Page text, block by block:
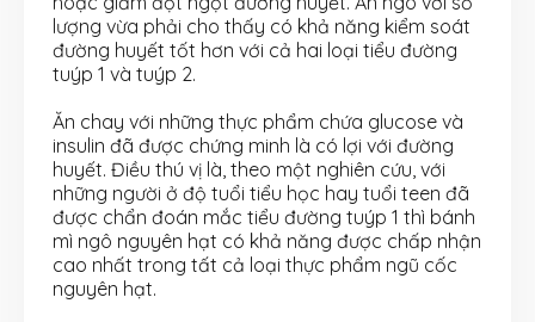
lượng vừa phải cho thấy có khả năng kiểm soát
đường huyết tốt hơn với cả hai loại tiểu đường
tuýp 1 và tuýp 2.
Ăn chay với những thực phẩm chứa glucose và
insulin đã được chứng minh là có lợi với đường
huyết. Điều thú vị là, theo một nghiên cứu, với
những người ở độ tuổi tiểu học hay tuổi teen đã
được chẩn đoán mắc tiểu đường tuýp 1 thì bánh
mì ngô nguyên hạt có khả năng được chấp nhận
cao nhất trong tất cả loại thực phẩm ngũ cốc
nguyên hạt.